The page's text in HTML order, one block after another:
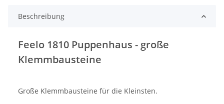
Beschreibung
Feelo 1810 Puppenhaus - große
Klemmbausteine
Große Klemmbausteine für die Kleinsten.